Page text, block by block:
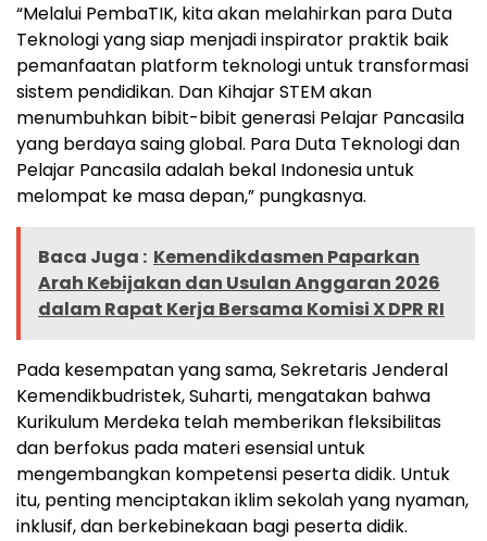
“Melalui PembaTIK, kita akan melahirkan para Duta
Teknologi yang siap menjadi inspirator praktik baik
pemanfaatan platform teknologi untuk transformasi
sistem pendidikan. Dan Kihajar STEM akan
menumbuhkan bibit-bibit generasi Pelajar Pancasila
yang berdaya saing global. Para Duta Teknologi dan
Pelajar Pancasila adalah bekal Indonesia untuk
melompat ke masa depan,” pungkasnya.
Baca Juga : Kemendikdasmen Paparkan
Arah Kebijakan dan Usulan Anggaran 2026
dalam Rapat Kerja Bersama Komisi X DPR RI
Pada kesempatan yang sama, Sekretaris Jenderal
Kemendikbudristek, Suharti, mengatakan bahwa
Kurikulum Merdeka telah memberikan fleksibilitas
dan berfokus pada materi esensial untuk
mengembangkan kompetensi peserta didik. Untuk
itu, penting menciptakan iklim sekolah yang nyaman,
inklusif, dan berkebinekaan bagi peserta didik.